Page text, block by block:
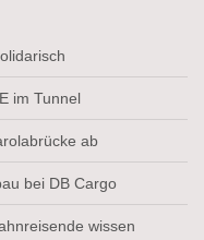
im Tunnel
ab
bei DB Cargo
wissen